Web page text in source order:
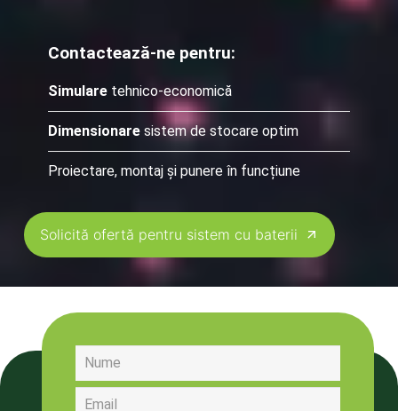
Contactează-ne pentru:
Simulare tehnico-economică
Dimensionare sistem de stocare optim
Proiectare, montaj și punere în funcțiune
Solicită ofertă pentru sistem cu baterii arrow_outward